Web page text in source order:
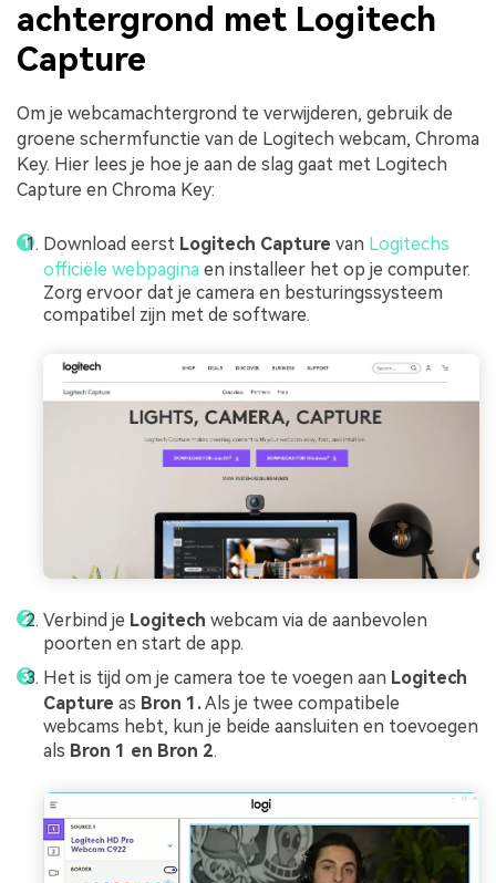
achtergrond met Logitech
Capture
Om je webcamachtergrond te verwijderen, gebruik de
groene schermfunctie van de Logitech webcam, Chroma
Key. Hier lees je hoe je aan de slag gaat met Logitech
Capture en Chroma Key:
Download eerst Logitech Capture van Logitechs
officiële webpagina en installeer het op je computer.
Zorg ervoor dat je camera en besturingssysteem
compatibel zijn met de software.
Verbind je Logitech webcam via de aanbevolen
poorten en start de app.
Het is tijd om je camera toe te voegen aan Logitech
Capture as Bron 1.Als je twee compatibele
webcams hebt, kun je beide aansluiten en toevoegen
als Bron 1 en Bron 2.